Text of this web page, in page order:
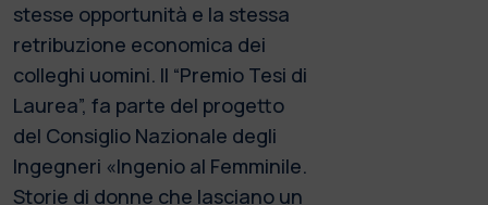
stesse opportunità e la stessa
retribuzione economica dei
colleghi uomini. Il “Premio Tesi di
Laurea”, fa parte del progetto
del Consiglio Nazionale degli
Ingegneri «Ingenio al Femminile.
Storie di donne che lasciano un